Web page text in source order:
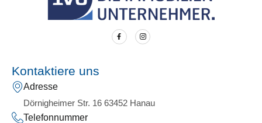
Kontaktiere uns
Adresse
Dörnigheimer Str. 16 63452 Hanau
Telefonnummer